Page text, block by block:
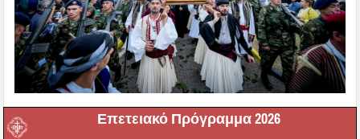
Επετειακό Πρόγραμμα 2026